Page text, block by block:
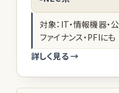
対象：IT・情報機器・
ファイナンス・PFIにも
詳しく見る →